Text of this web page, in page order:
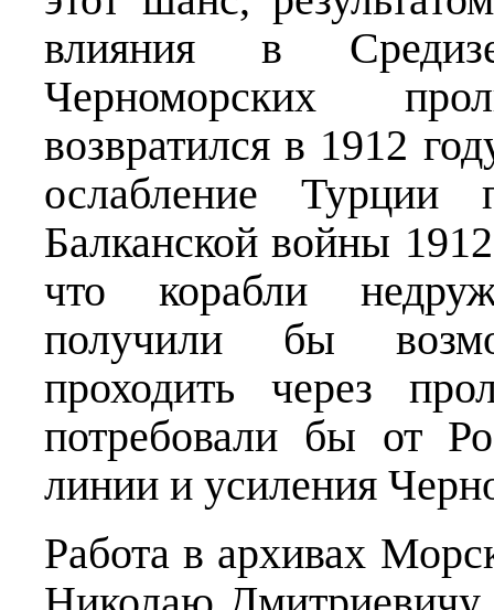
влияния в
Черноморских
возвратился в 1912
ослабление Турции
Балканской войны
что корабли
получили бы
проходить через
потребовали бы от
линии и усиления
Работа в архивах